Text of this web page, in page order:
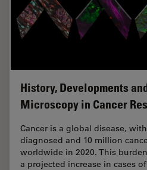
History, Developments
Microscopy in Cancer
Cancer is a global disease,
diagnosed and 10 million
worldwide in 2020. This
a projected increase in cases